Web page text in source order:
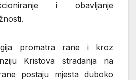
i obavljanje
promatra rane i kroz
Kristova stradanja na
postaju mjesta duboko